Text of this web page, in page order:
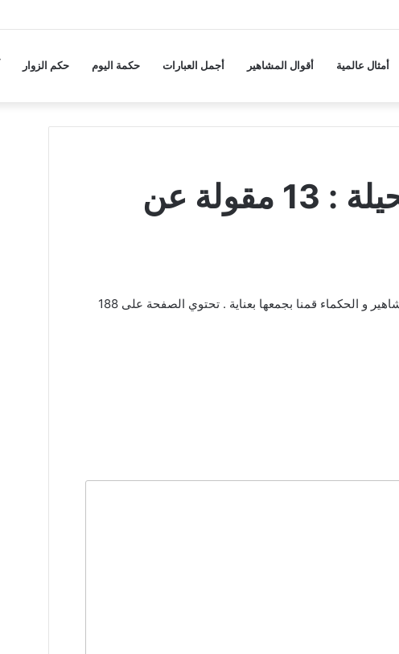
أمثال عالمية أقوال المشاهير أجمل العبارات حكمة اليوم حكم الزوار
حكم و أقوال عن الحيلة : 13 مقولة عن
عبارات و كلام عن الحيلة من اقتباسات و كلمات المشاهير و الحكماء قمنا بجمعها بعناية . تحتوي الصفحة على 188